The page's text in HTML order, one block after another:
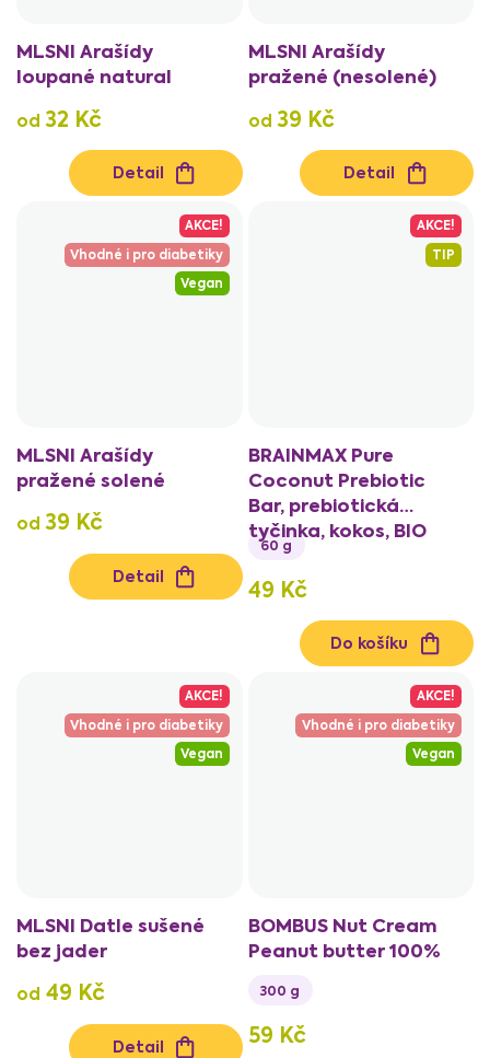
MLSNI Arašídy
loupané natural
od 32 Kč
Detail
MLSNI Arašídy
pražené (nesolené)
od 39 Kč
Detail
AKCE!
Vhodné i pro diabetiky
Vegan
MLSNI Arašídy
pražené solené
od 39 Kč
Detail
AKCE!
TIP
BRAINMAX Pure
Coconut Prebiotic
Bar, prebiotická
tyčinka, kokos, BIO
60 g
49 Kč
Do košíku
AKCE!
Vhodné i pro diabetiky
Vegan
MLSNI Datle sušené
bez jader
od 49 Kč
Detail
AKCE!
Vhodné i pro diabetiky
Vegan
BOMBUS Nut Cream
Peanut butter 100%
300 g
59 Kč